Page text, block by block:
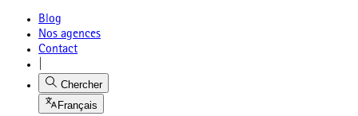
Blog
Nos agences
Contact
Chercher
Français